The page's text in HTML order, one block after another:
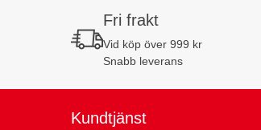
Fri frakt
Vid köp över 999 kr
Snabb leverans
Kundtjänst